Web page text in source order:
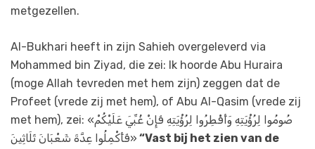
metgezellen.
Al-Bukhari heeft in zijn Sahieh overgeleverd via
Mohammed bin Ziyad, die zei: Ik hoorde Abu Huraira
(moge Allah tevreden met hem zijn) zeggen dat de
Profeet (vrede zij met hem), of Abu Al-Qasim (vrede zij
met hem), zei: «صُومُوا لِرُؤْيَتِهِ وَأَفْطِرُوا لِرُؤْيَتِهِ فَإِنْ غُبِّيَ عَلَيْكُمْ
فَأَكْمِلُوا عِدَّةَ شَعْبَانَ ثَلَاثِينَ» “Vast bij het zien van de